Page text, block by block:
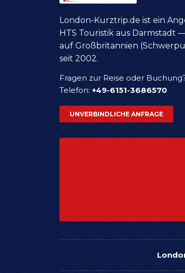
London-Kurztrip.de ist ein
HTS Touristik aus Darmstadt
auf Großbritannien
seit 2002.
Fragen zur Reise oder
Telefon: +49-6151-3686570
UNVERBINDLICHE ANFRAGE